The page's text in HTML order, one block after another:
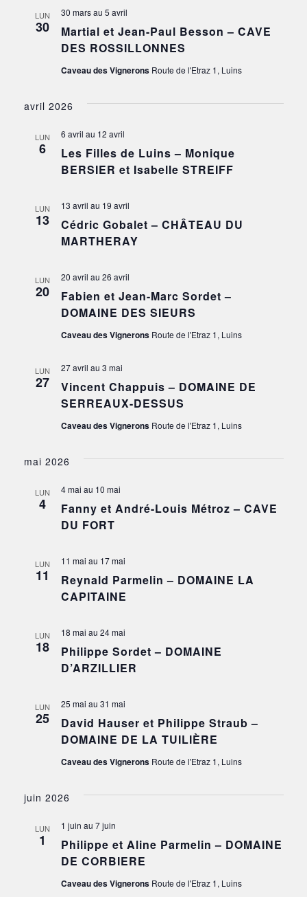
LUN
30
Martial et Jean-Paul Besson – CAVE
DES ROSSILLONNES
30 marsau 5 avril
Caveau des Vignerons Route de l'Etraz 1, Luins
avril 2026
LUN
6
Les Filles de Luins – Monique
BERSIER et Isabelle STREIFF
6 avril au 12 avril
LUN
13
Cédric Gobalet – CHÂTEAU DU
MARTHERAY
13 avril au 19 avril
LUN
20
Fabien et Jean-Marc Sordet –
DOMAINE DES SIEURS
20 avril au 26 avril
Caveau des Vignerons Route de l'Etraz 1, Luins
LUN
27
Vincent Chappuis – DOMAINE DE
SERREAUX-DESSUS
27 avril au 3 mai
Caveau des Vignerons Route de l'Etraz 1, Luins
mai 2026
LUN
4
Fanny et André-Louis Métroz – CAVE
DU FORT
4 mai au 10 mai
LUN
11
Reynald Parmelin – DOMAINE LA
CAPITAINE
11 mai au 17 mai
LUN
18
Philippe Sordet – DOMAINE
D’ARZILLIER
18 mai au 24 mai
LUN
25
David Hauser et Philippe Straub –
DOMAINE DE LA TUILIÈRE
25 mai au 31 mai
Caveau des Vignerons Route de l'Etraz 1, Luins
juin 2026
LUN
1
Philippe et Aline Parmelin – DOMAINE
DE CORBIERE
1 juin au 7 juin
Caveau des Vignerons Route de l'Etraz 1, Luins